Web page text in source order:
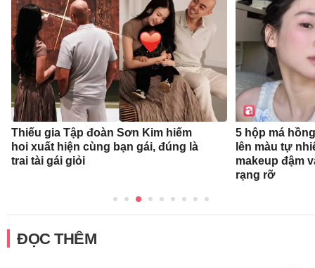
Thiếu gia Tập đoàn Sơn Kim hiếm
hoi xuất hiện cùng bạn gái, đúng là
trai tài gái giỏi
5 hộp má
lên màu tự
makeup đậm
rạng rỡ
ĐỌC THÊM